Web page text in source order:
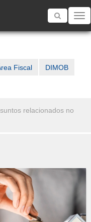
Toggle
Fiscal DIMOB
relacionados no